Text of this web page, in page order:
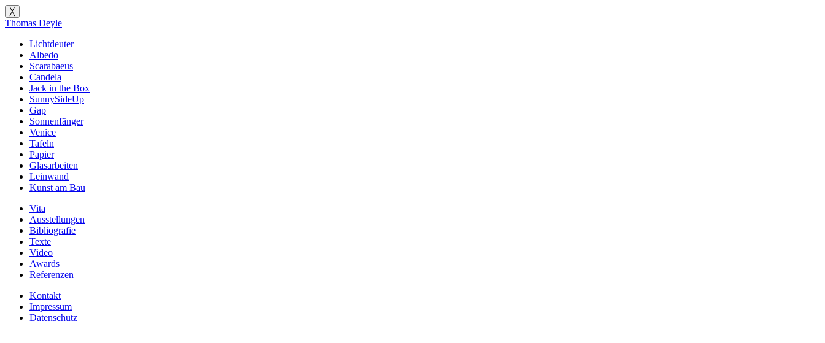
╳
Thomas Deyle
Lichtdeuter
Albedo
Scarabaeus
Candela
Jack in the Box
SunnySideUp
Gap
Sonnenfänger
Venice
Tafeln
Papier
Glasarbeiten
Leinwand
Kunst am Bau
Vita
Ausstellungen
Bibliografie
Texte
Video
Awards
Referenzen
Kontakt
Impressum
Datenschutz